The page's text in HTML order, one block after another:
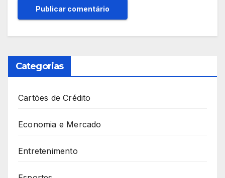
Categorias
Cartões de Crédito
Economia e Mercado
Entretenimento